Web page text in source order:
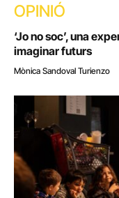
OPINIÓ
‘Jo no soc’, una
imaginar futurs
Mònica Sandoval Turienzo